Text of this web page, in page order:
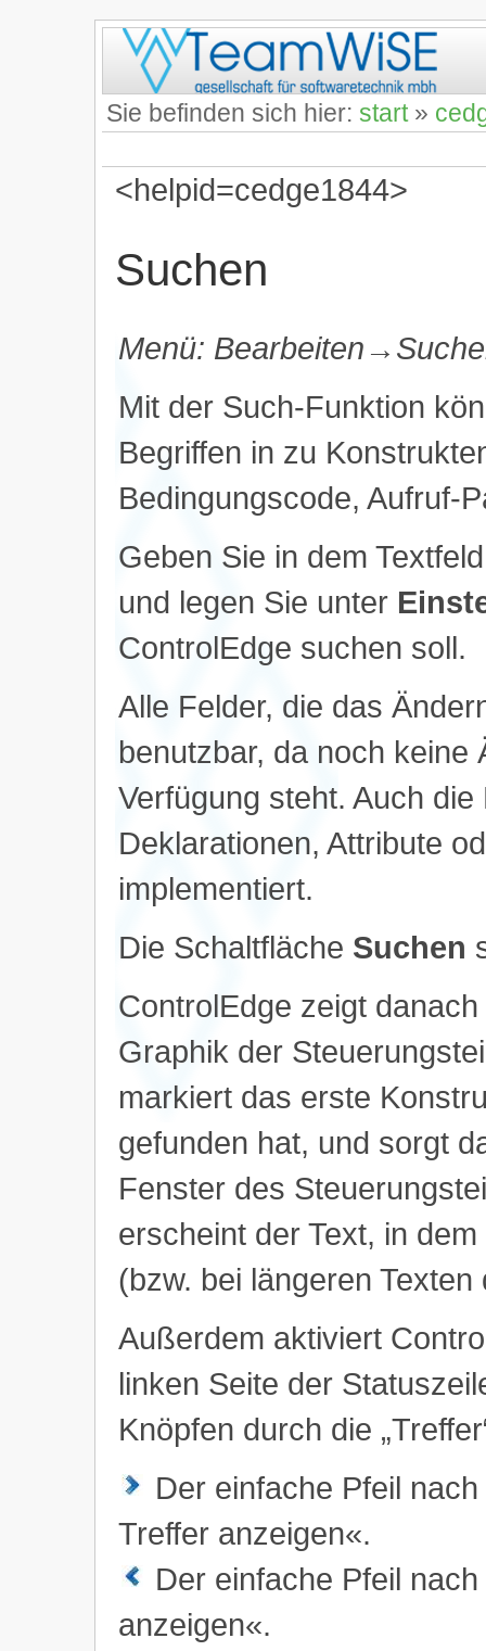
Sie befinden sich hier: start»
<helpid=cedge1844>
Suchen
Menü:
Mit der Such-Funktion
Begriffen in zu
Bedingungscode, Aufruf-
Geben Sie in dem
und legen Sie unter
ControlEdge suchen soll.
Alle Felder, die das
benutzbar, da noch keine
Verfügung steht. Auch
Deklarationen, Attribute
implementiert.
Die Schaltfläche Suchen
ControlEdge zeigt
Graphik der
markiert das erste
gefunden hat, und sorgt
Fenster des
erscheint der Text, in
(bzw. bei längeren
Außerdem aktiviert
linken Seite der
Knöpfen durch die
Der einfache Pfeil
Treffer anzeigen«.
Der einfache Pfeil
anzeigen«.